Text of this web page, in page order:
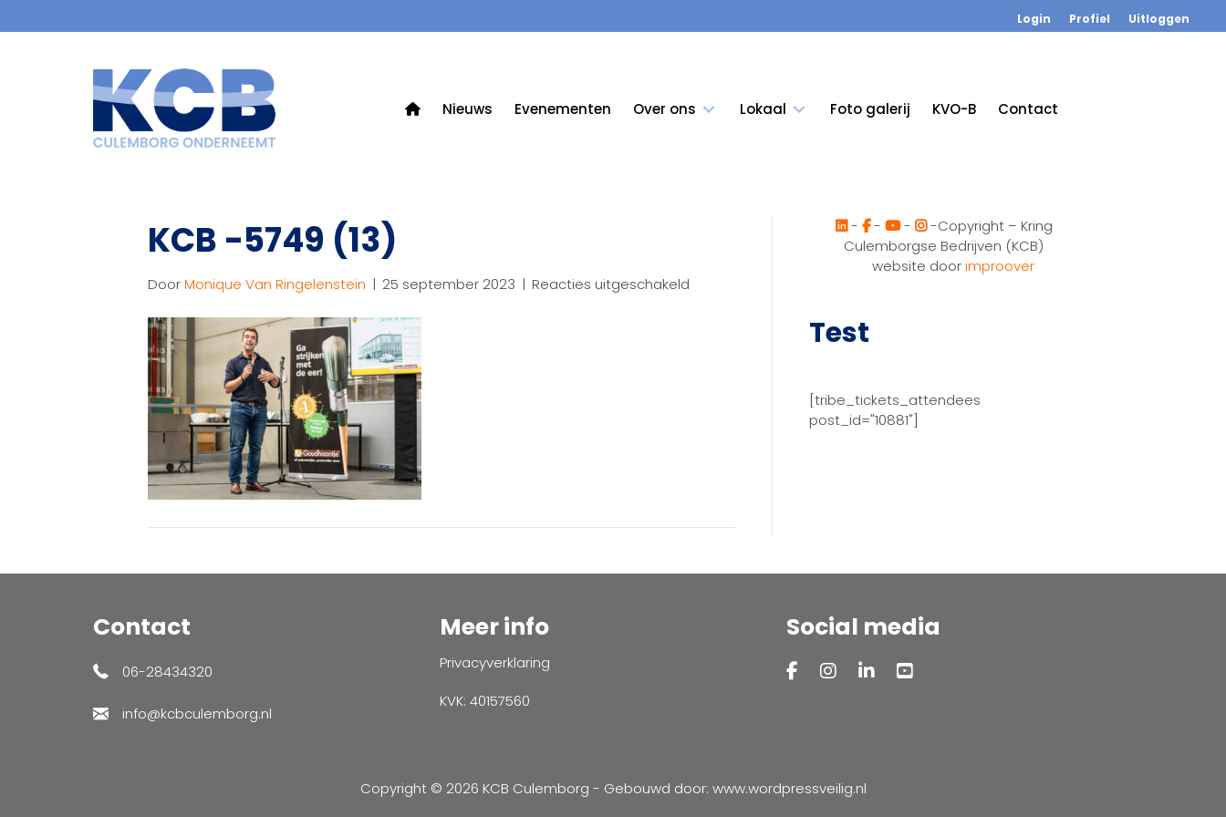
Login Profiel Uitloggen
Nieuws Evenementen Over ons Lokaal Foto galerij KVO-B Contact
KCB -5749 (13)
DoorMonique Van Ringelenstein | 25 september 2023 | Reacties uitgeschakeld
- - -
-Copyright – Kring
Culemborgse Bedrijven (KCB)
website doorimproover
Test
[tribe_tickets_attendees
post_id="10881"]
Contact
06-28434320
info@kcbculemborg.nl
Meer info
Privacyverklaring
KVK: 40157560
Social media
Copyright © 2026 KCB Culemborg - Gebouwd door: www.wordpressveilig.nl